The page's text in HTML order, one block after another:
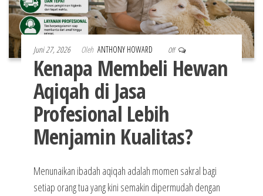
Juni 27, 2026 Oleh ANTHONY HOWARD Off
Kenapa Membeli Hewan
Aqiqah di Jasa
Profesional Lebih
Menjamin Kualitas?
Menunaikan ibadah aqiqah adalah momen sakral bagi
setiap orang tua yang kini semakin dipermudah dengan